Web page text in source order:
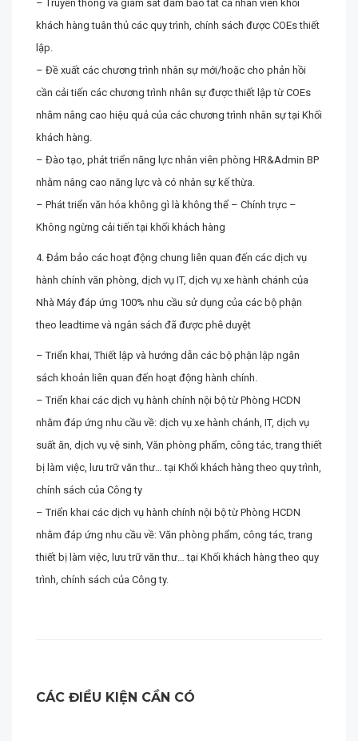
– Truyền thông và giám sát đảm bảo tất cả nhân viên khối
khách hàng tuân thủ các quy trình, chính sách được COEs thiết
lập.
– Đề xuất các chương trình nhân sự mới/hoặc cho phản hồi
cần cải tiến các chương trình nhân sự được thiết lập từ COEs
nhằm nâng cao hiệu quả của các chương trình nhân sự tại Khối
khách hàng.
– Đào tạo, phát triển năng lực nhân viên phòng HR&Admin BP
nhằm nâng cao năng lực và có nhân sự kế thừa.
– Phát triển văn hóa không gì là không thể – Chính trực –
Không ngừng cải tiến tại khối khách hàng
4. Đảm bảo các hoạt động chung liên quan đến các dịch vụ
hành chính văn phòng, dịch vụ IT, dịch vụ xe hành chánh của
Nhà Máy đáp ứng 100% nhu cầu sử dụng của các bộ phận
theo leadtime và ngân sách đã được phê duyệt
– Triển khai, Thiết lập và hướng dẫn các bộ phận lập ngân
sách khoản liên quan đến hoạt động hành chính.
– Triển khai các dịch vụ hành chính nội bộ từ Phòng HCDN
nhằm đáp ứng nhu cầu về: dịch vụ xe hành chánh, IT, dịch vụ
suất ăn, dịch vụ vệ sinh, Văn phòng phẩm, công tác, trang thiết
bị làm việc, lưu trữ văn thư… tại Khối khách hàng theo quy trình,
chính sách của Công ty
– Triển khai các dịch vụ hành chính nội bộ từ Phòng HCDN
nhằm đáp ứng nhu cầu về: Văn phòng phẩm, công tác, trang
thiết bị làm việc, lưu trữ văn thư… tại Khối khách hàng theo quy
trình, chính sách của Công ty.
CÁC ĐIỀU KIỆN CẦN CÓ